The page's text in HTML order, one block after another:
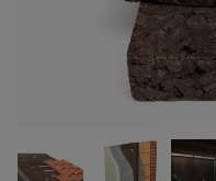
Izolacja